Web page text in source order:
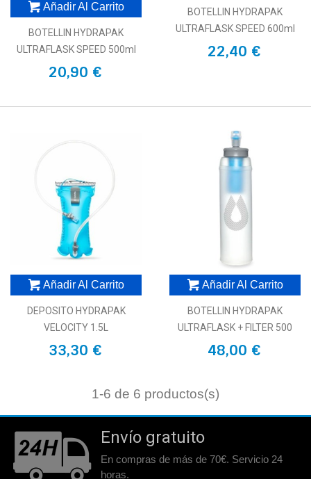
Añadir Al Carrito
BOTELLIN HYDRAPAK
ULTRAFLASK SPEED 500ml
20,90 €
BOTELLIN HYDRAPAK
ULTRAFLASK SPEED 600ml
22,40 €
Añadir Al Carrito
DEPOSITO HYDRAPAK
VELOCITY 1.5L
33,30 €
Añadir Al Carrito
BOTELLIN HYDRAPAK
ULTRAFLASK + FILTER 500
48,00 €
1-6 de 6 productos(s)
Envío gratuito
En compras de más de 70€. Servicio 24
horas.